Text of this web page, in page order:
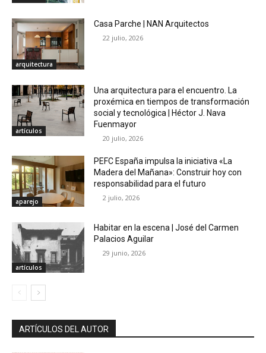
arquitectura
Casa Parche | NAN Arquitectos
22 julio, 2026
artículos
Una arquitectura para el encuentro. La
proxémica en tiempos de transformación
social y tecnológica | Héctor J. Nava
Fuenmayor
20 julio, 2026
aparejo
PEFC España impulsa la iniciativa «La
Madera del Mañana»: Construir hoy con
responsabilidad para el futuro
2 julio, 2026
artículos
Habitar en la escena | José del Carmen
Palacios Aguilar
29 junio, 2026
ARTÍCULOS DEL AUTOR